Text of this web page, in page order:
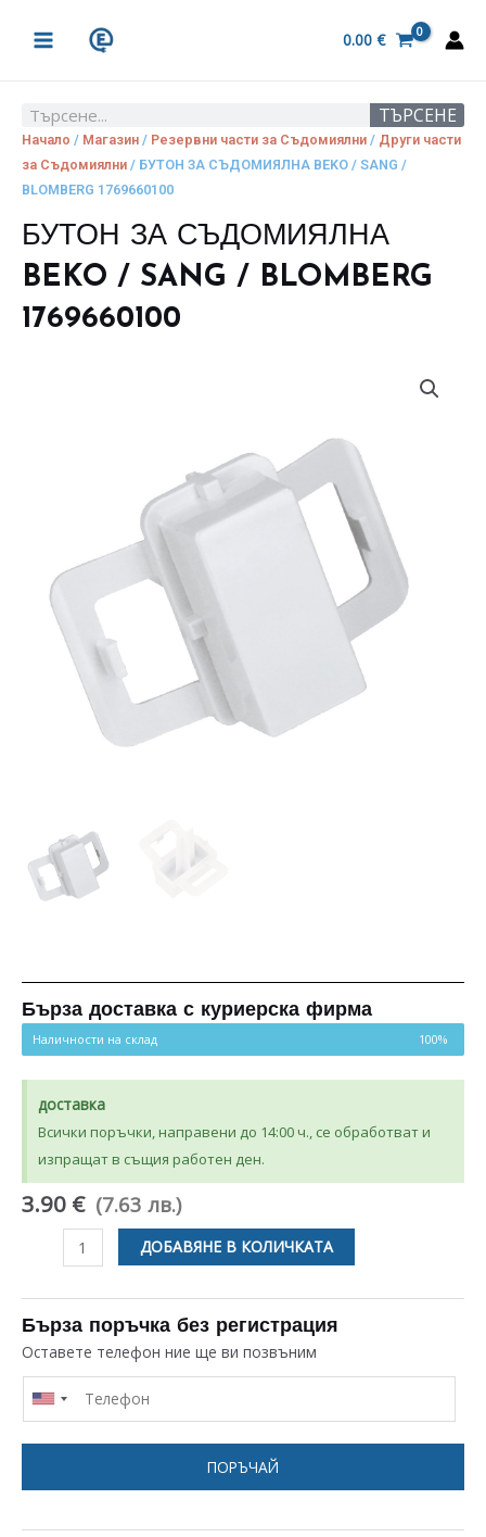
MENU
0.00 €
Search ТЪРСЕНЕ
Начало / Магазин / Резервни части за Съдомиялни / Други части
за Съдомиялни / БУТОН ЗА СЪДОМИЯЛНА BEKO / SANG /
BLOMBERG 1769660100
БУТОН ЗА СЪДОМИЯЛНА
BEKO / SANG / BLOMBERG
1769660100
Бърза доставка с куриерска фирма
Наличности на склад 100%
доставка
Всички поръчки, направени до 14:00 ч., се обработват и
изпращат в същия работен ден.
3.90 € (7.63 лв.)
количество
БУТОН
ЗА
СЪДОМИЯЛНА
BEKO
BLOMBERG
ДОБАВЯНЕ В КОЛИЧКАТА
Бърза поръчка без регистрация
Оставете телефон ние ще ви позвъним
ПОРЪЧАЙ